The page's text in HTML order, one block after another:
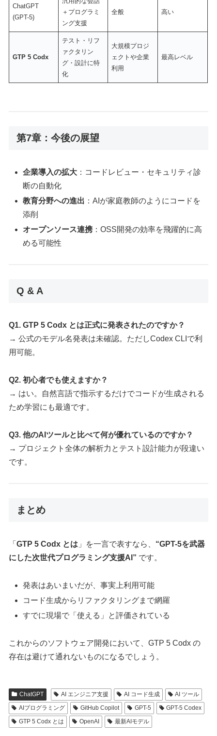
ChatGPT
(GPT-5)
＋プログラミ
ング支援
全般 高い
GTP 5 Codx
テスト・リフ
ァクタリン
グ・設計に特
化
大規模プロジ
ェクトや企業
利用
最高レベル
第7章：今後の展望
企業導入の拡大 ：コードレビュー・セキュリティ診
断の自動化
教育分野への進出 ：AIが家庭教師のようにコードを
添削
オープンソース連携 ：OSS開発の効率を飛躍的に高
める可能性
Q & A
Q1. GTP 5 Codx とは正式に発表されたのですか？
→ 公式のモデル名発表は未確認。ただしCodex CLIで利
用可能。
Q2. 初心者でも使えますか？
→ はい。自然言語で指示するだけでコードが生成される
ため学習にも最適です。
Q3. 他のAIツールと比べて何が優れているのですか？
→ プロジェクト全体の解析力とテスト設計能力が段違い
です。
まとめ
「GTP 5 Codx とは 」を一言で表すなら、 “GPT-5を武器
にした次世代プログラミング支援AI” です。
発表はあいまいだが、事実上利用可能
コード生成からリファクタリングまで網羅
すでに現場で「使える」と評価されている
これからのソフトウェア開発において、GTP 5 Codx の
存在は避けて通れないものになるでしょう。
ChatGPT AI エンジニア支援 AI コード生成
AI ツール
AIプログラミング
GitHub Copilot GPT-5
GPT-5 Codex
GTP 5 Codx とは
OpenAI 最新AIモデル